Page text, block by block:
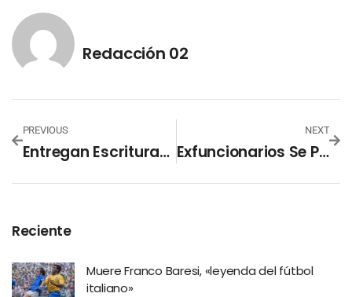
Redacción 02
PREVIOUS
Entregan Escrituras De Propiedad Y Contribuciones A Familias De La Finca La Bretaña
NEXT
Exfuncionarios Se Presentan A Comparecer En La Comisión De Sobresueldos
Reciente
Muere Franco Baresi, «leyenda del fútbol
italiano»